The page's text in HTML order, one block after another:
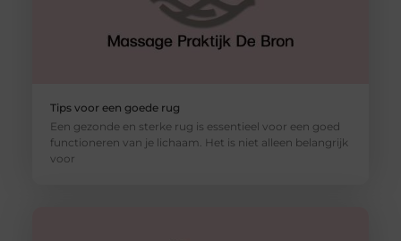
Tips voor een goede rug
Een gezonde en sterke rug is essentieel voor een goed
functioneren van je lichaam. Het is niet alleen belangrijk
voor